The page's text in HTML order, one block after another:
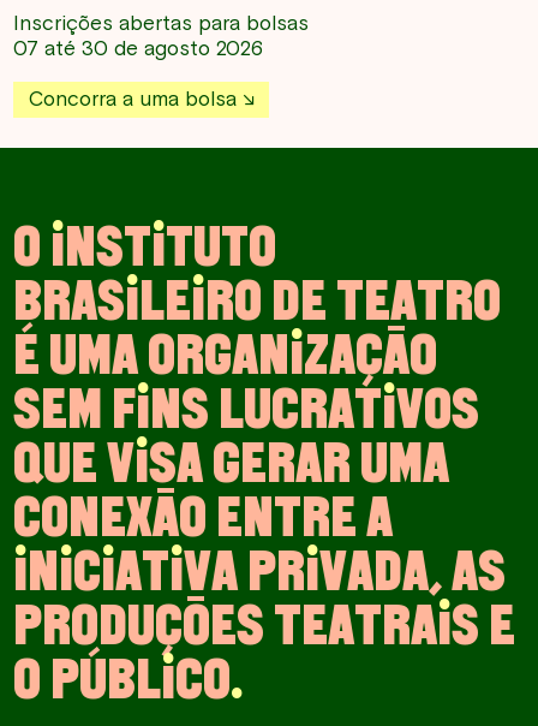
Inscrições abertas para bolsas
07 até 30 de agosto 2026
Concorra a uma bolsa
OINSTITUTO
BRASILEIRODETEATRO
ÉUMAORGANIZAÇÃO
SEMFINSLUCRATIVOS
QUEVISAGERARUMA
CONEXÃOENTREA
INICIATIVAPRIVADA,AS
PRODUÇÕESTEATRAISE
OPÚBLICO.